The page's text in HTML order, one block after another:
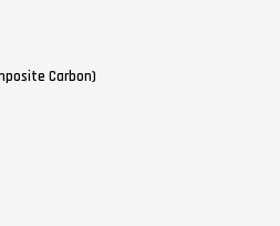
Carbon)